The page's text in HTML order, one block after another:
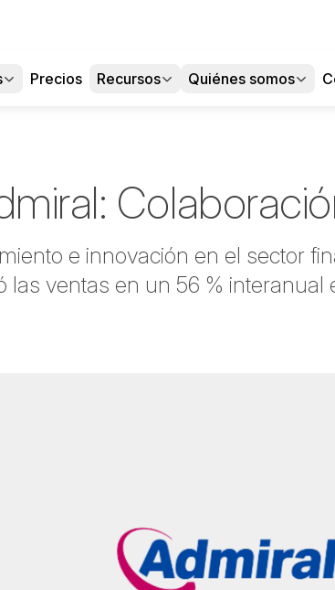
Precios Recursos Quiénes somos
e innovación en el sector
las ventas en un 56 % interanual